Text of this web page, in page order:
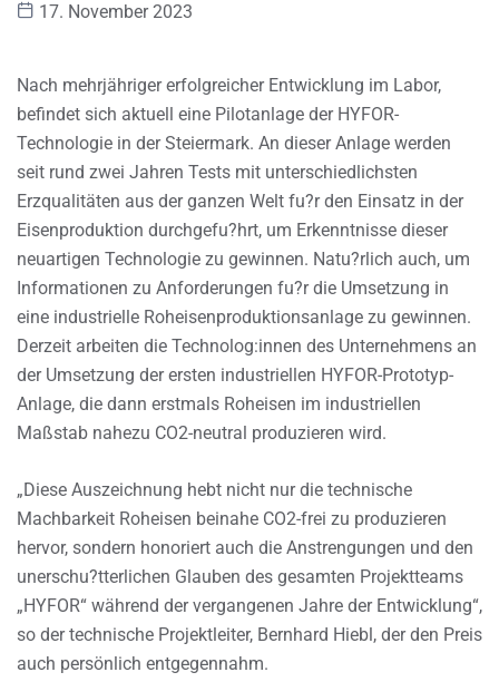
17. November 2023
Nach mehrjähriger erfolgreicher Entwicklung im Labor,
befindet sich aktuell eine Pilotanlage der HYFOR-
Technologie in der Steiermark. An dieser Anlage werden
seit rund zwei Jahren Tests mit unterschiedlichsten
Erzqualitäten aus der ganzen Welt fu?r den Einsatz in der
Eisenproduktion durchgefu?hrt, um Erkenntnisse dieser
neuartigen Technologie zu gewinnen. Natu?rlich auch, um
Informationen zu Anforderungen fu?r die Umsetzung in
eine industrielle Roheisenproduktionsanlage zu gewinnen.
Derzeit arbeiten die Technolog:innen des Unternehmens an
der Umsetzung der ersten industriellen HYFOR-Prototyp-
Anlage, die dann erstmals Roheisen im industriellen
Maßstab nahezu CO2-neutral produzieren wird.
„Diese Auszeichnung hebt nicht nur die technische
Machbarkeit Roheisen beinahe CO2-frei zu produzieren
hervor, sondern honoriert auch die Anstrengungen und den
unerschu?tterlichen Glauben des gesamten Projektteams
„HYFOR“ während der vergangenen Jahre der Entwicklung“,
so der technische Projektleiter, Bernhard Hiebl, der den Preis
auch persönlich entgegennahm.